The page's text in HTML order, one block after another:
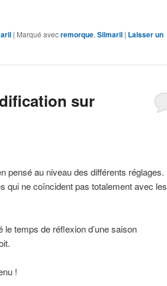
| Marqué avecremorque, Silmaril | Laisser un
sur
pensé au niveau des différents réglages.
qui ne coïncident pas totalement avec les
le temps de réflexion d’une saison
!